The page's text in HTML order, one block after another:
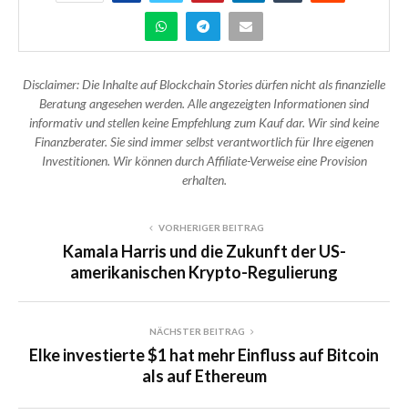
Disclaimer: Die Inhalte auf Blockchain Stories dürfen nicht als finanzielle
Beratung angesehen werden. Alle angezeigten Informationen sind
informativ und stellen keine Empfehlung zum Kauf dar. Wir sind keine
Finanzberater. Sie sind immer selbst verantwortlich für Ihre eigenen
Investitionen. Wir können durch Affiliate-Verweise eine Provision
erhalten.
VORHERIGER BEITRAG
Kamala Harris und die Zukunft der US-
amerikanischen Krypto-Regulierung
NÄCHSTER BEITRAG
Elke investierte $1 hat mehr Einfluss auf Bitcoin
als auf Ethereum